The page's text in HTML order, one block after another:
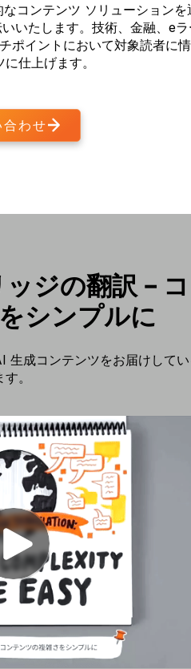
コンテンツ ソリューション
いたします。技術、金融、e
ポイントにおいて対象読者に
仕上げます。
合わせ
ジの翻訳 –
シンプルに
生成コンテンツをお届けして
す。